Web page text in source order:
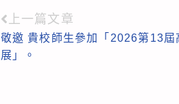
Read
more
上一篇文章
敬邀 貴校師生參加「2026第13屆
展」。